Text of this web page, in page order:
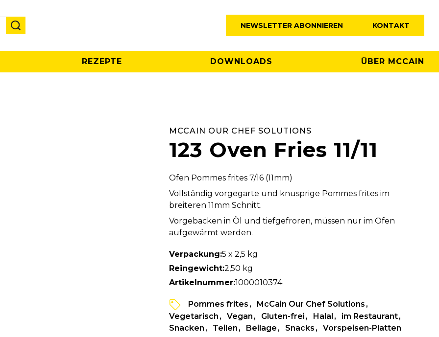
NEWSLETTER ABONNIEREN KONTAKT
REZEPTE DOWNLOADS ÜBER MCCAIN
MCCAIN OUR CHEF SOLUTIONS
123 Oven Fries 11/11
Ofen Pommes frites 7/16 (11mm)
​​​Vollständig vorgegarte und knusprige Pommes frites im
breiteren 11mm Schnitt.
Vorgebacken in Öl und tiefgefroren, müssen nur im Ofen
aufgewärmt werden.
Verpackung:5 x 2,5 kg
Reingewicht:2,50 kg
Artikelnummer:1000010374
Pommes frites
McCain Our Chef Solutions
Vegetarisch
Vegan Gluten-frei Halal
im Restaurant
Snacken
Teilen Beilage Snacks Vorspeisen-Platten